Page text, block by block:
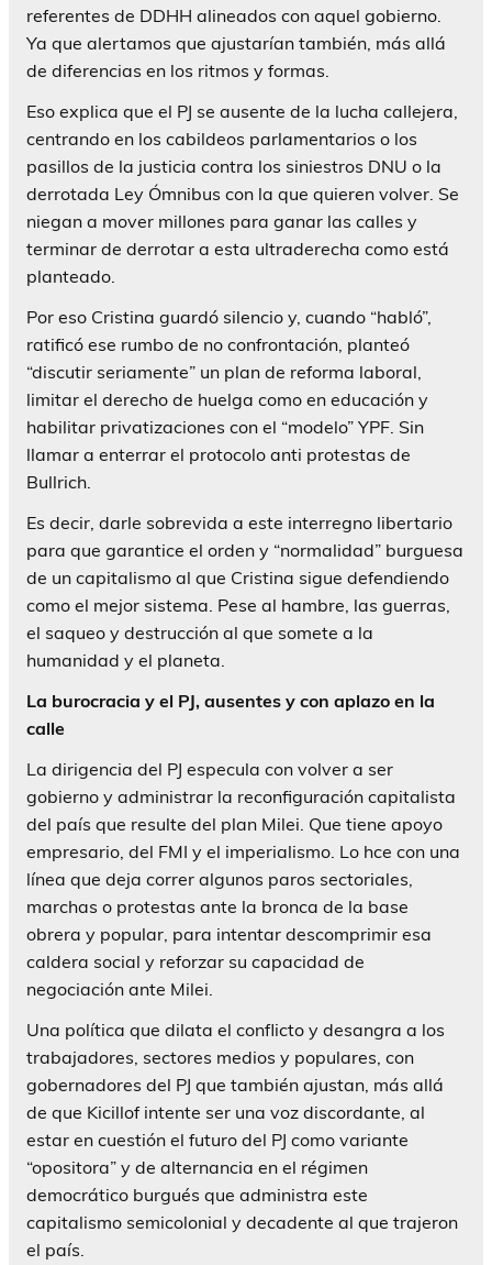
referentes de DDHH alineados con aquel gobierno.
Ya que alertamos que ajustarían también, más allá
de diferencias en los ritmos y formas.
Eso explica que el PJ se ausente de la lucha callejera,
centrando en los cabildeos parlamentarios o los
pasillos de la justicia contra los siniestros DNU o la
derrotada Ley Ómnibus con la que quieren volver. Se
niegan a mover millones para ganar las calles y
terminar de derrotar a esta ultraderecha como está
planteado.
Por eso Cristina guardó silencio y, cuando “habló”,
ratificó ese rumbo de no confrontación, planteó
“discutir seriamente” un plan de reforma laboral,
limitar el derecho de huelga como en educación y
habilitar privatizaciones con el “modelo” YPF. Sin
llamar a enterrar el protocolo anti protestas de
Bullrich.
Es decir, darle sobrevida a este interregno libertario
para que garantice el orden y “normalidad” burguesa
de un capitalismo al que Cristina sigue defendiendo
como el mejor sistema. Pese al hambre, las guerras,
el saqueo y destrucción al que somete a la
humanidad y el planeta.
La burocracia y el PJ, ausentes y con aplazo en la
calle
La dirigencia del PJ especula con volver a ser
gobierno y administrar la reconfiguración capitalista
del país que resulte del plan Milei. Que tiene apoyo
empresario, del FMI y el imperialismo. Lo hce con una
línea que deja correr algunos paros sectoriales,
marchas o protestas ante la bronca de la base
obrera y popular, para intentar descomprimir esa
caldera social y reforzar su capacidad de
negociación ante Milei.
Una política que dilata el conflicto y desangra a los
trabajadores, sectores medios y populares, con
gobernadores del PJ que también ajustan, más allá
de que Kicillof intente ser una voz discordante, al
estar en cuestión el futuro del PJ como variante
“opositora” y de alternancia en el régimen
democrático burgués que administra este
capitalismo semicolonial y decadente al que trajeron
el país.